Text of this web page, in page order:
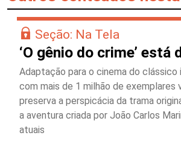
Seção: Na Tela
‘O gênio do crime’ está
Adaptação para o cinema do clássico
com mais de 1 milhão de exemplares
preserva a perspicácia da trama
a aventura criada por João Carlos
atuais